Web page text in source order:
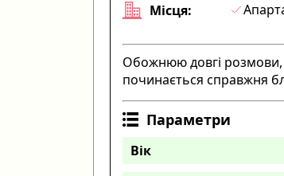
Місця:
Обожнюю довгі розмови,
починається справжня
Параметри
Вік